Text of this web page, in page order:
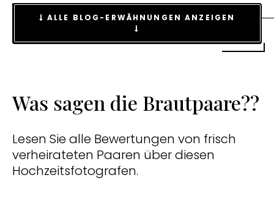
ALLE BLOG-ERWÄHNUNGEN ANZEIGEN
Was sagen die Brautpaare??
Lesen Sie alle Bewertungen von frisch
verheirateten Paaren über diesen
Hochzeitsfotografen.